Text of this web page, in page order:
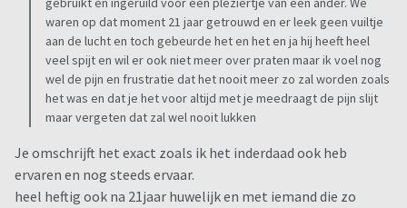
waren op dat moment 21 jaar getrouwd en er leek geen vuiltje
aan de lucht en toch gebeurde het en het en ja hij heeft heel
veel spijt en wil er ook niet meer over praten maar ik voel nog
wel de pijn en frustratie dat het nooit meer zo zal worden zoals
het was en dat je het voor altijd met je meedraagt de pijn slijt
maar vergeten dat zal wel nooit lukken
Je omschrijft het exact zoals ik het inderdaad ook heb
ervaren en nog steeds ervaar.
heel heftig ook na 21jaar huwelijk en met iemand die zo